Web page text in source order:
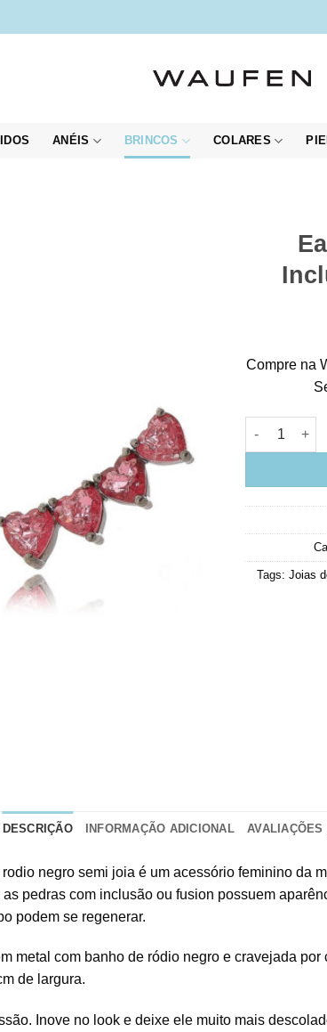
ANÉIS BRINCOS COLARES
Compre na
Ear Cuff De
Tags: Joias
DESCRIÇÃO INFORMAÇÃO ADICIONAL AVALIAÇÕES
negro semi joia é um acessório feminino da
pedras com inclusão ou fusion possuem
podem se regenerar.
metal com banho de ródio negro e cravejada
de largura.
Inove no look e deixe ele muito mais